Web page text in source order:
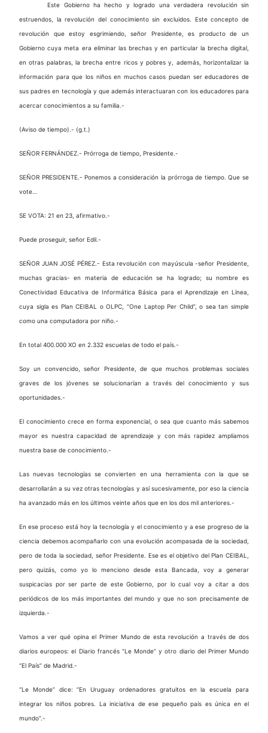
Este Gobierno ha hecho y logrado una verdadera revolución sin
estruendos, la revolución del conocimiento sin excluidos. Este concepto de
revolución que estoy esgrimiendo, señor Presidente, es producto de un
Gobierno cuya meta era eliminar las brechas y en particular la brecha digital,
en otras palabras, la brecha entre ricos y pobres y, además, horizontalizar la
información para que los niños en muchos casos puedan ser educadores de
sus padres en tecnología y que además interactuaran con los educadores para
acercar conocimientos a su familia.-
(Aviso de tiempo).- (g.t.)
SEÑOR FERNÁNDEZ.- Prórroga de tiempo, Presidente.-
SEÑOR PRESIDENTE.- Ponemos a consideración la prórroga de tiempo. Que se
vote…
SE VOTA: 21 en 23, afirmativo.-
Puede proseguir, señor Edil.-
SEÑOR JUAN JOSÉ PÉREZ.- Esta revolución con mayúscula -señor Presidente,
muchas gracias- en materia de educación se ha logrado; su nombre es
Conectividad Educativa de Informática Básica para el Aprendizaje en Línea,
cuya sigla es Plan CEIBAL o OLPC, “One Laptop Per Child”, o sea tan simple
como una computadora por niño.-
En total 400.000 XO en 2.332 escuelas de todo el país.-
Soy un convencido, señor Presidente, de que muchos problemas sociales
graves de los jóvenes se solucionarían a través del conocimiento y sus
oportunidades.-
El conocimiento crece en forma exponencial, o sea que cuanto más sabemos
mayor es nuestra capacidad de aprendizaje y con más rapidez ampliamos
nuestra base de conocimiento.-
Las nuevas tecnologías se convierten en una herramienta con la que se
desarrollarán a su vez otras tecnologías y así sucesivamente, por eso la ciencia
ha avanzado más en los últimos veinte años que en los dos mil anteriores.-
En ese proceso está hoy la tecnología y el conocimiento y a ese progreso de la
ciencia debemos acompañarlo con una evolución acompasada de la sociedad,
pero de toda la sociedad, señor Presidente. Ese es el objetivo del Plan CEIBAL,
pero quizás, como yo lo menciono desde esta Bancada, voy a generar
suspicacias por ser parte de este Gobierno, por lo cual voy a citar a dos
periódicos de los más importantes del mundo y que no son precisamente de
izquierda.-
Vamos a ver qué opina el Primer Mundo de esta revolución a través de dos
diarios europeos: el Diario francés “Le Monde” y otro diario del Primer Mundo
“El País” de Madrid.-
“Le Monde” dice: “En Uruguay ordenadores gratuitos en la escuela para
integrar los niños pobres. La iniciativa de ese pequeño país es única en el
mundo”.-